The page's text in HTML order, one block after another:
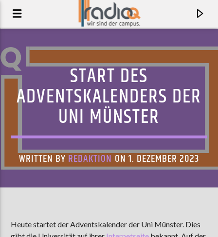
START DES
ADVENTSKALENDERS DER
UNI MÜNSTER
WRITTEN BY REDAKTION ON 1. DEZEMBER 2023
Heute startet der Adventskalender der Uni Münster. Dies